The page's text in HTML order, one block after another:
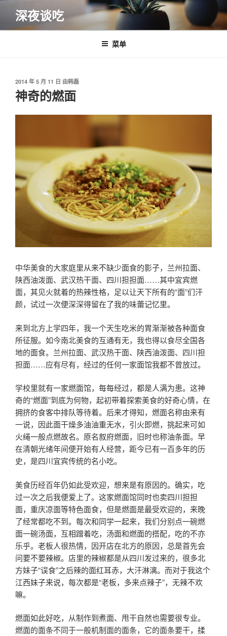
内
深夜谈吃
菜单
发
布
于
2014 年 5 月 11 日 由韩磊
神奇的燃面
中华美食的大家庭里从来不缺少面食的影子，兰州拉面、
陕西油泼面、武汉热干面、四川担担面……其中宜宾燃
面，其见火就着的热辣性格，足以让天下所有的“面”们汗
颜，试过一次便深深得留在了我的味蕾记忆里。
来到北方上学四年，我一个天生吃米的胃渐渐被各种面食
所征服。如今南北美食的互通有无，我也得以食尽全国各
地的面食。兰州拉面、武汉热干面、陕西油泼面、四川担
担面……应有尽有，经过的任何一家面馆我都不曾放过。
学校里就有一家燃面馆，每每经过，都是人满为患。这神
奇的“燃面”到底为何物，起初带着探索美食的好奇心情，在
拥挤的食客中排队等待着。后来才得知，燃面名称由来有
一说，因此面干燥多油油重无水，引火即燃，挑起来可如
火绳一般点燃故名。原名叙府燃面，旧时也称油条面。早
在清朝光绪年间便开始有人经营，距今已有一百多年的历
史，是四川宜宾传统的名小吃。
美食历经百年仍如此受欢迎，想来是有原因的。确实，吃
过一次之后我便爱上了。这家燃面馆同时也卖四川担担
面，重庆凉面等特色面食，但是燃面是最受欢迎的，来晚
了经常都吃不到。每次和同学一起来，我们分别点一碗燃
面一碗汤面，互相蹭着吃，汤面和燃面的搭配，吃的不亦
乐乎。老板人很热情，因开店在北方的原因，总是首先会
问要不要辣椒。店里的辣椒都是从四川发过来的，很多北
方妹子“误食”之后辣的面红耳赤，大汗淋漓。而对于我这个
江西妹子来说，每次都是“老板，多来点辣子”，无辣不欢
嘛。
燃面如此好吃，从制作到煮面、甩干自然也需要很专业。
燃面的面条不同于一般机制面的面条，它的面条要干，揉